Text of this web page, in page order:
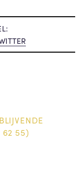
62 55)